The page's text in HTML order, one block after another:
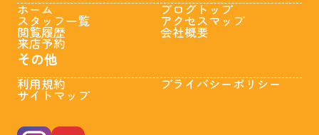
ホーム
スタッフ一覧
閲覧履歴
来店予約
ブログトップ
アクセスマップ
会社概要
その他
利用規約
サイトマップ
プライバシーポリシー